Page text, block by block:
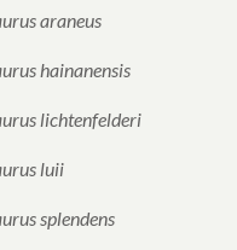
araneus
hainanensis
lichtenfelderi
luii
splendens